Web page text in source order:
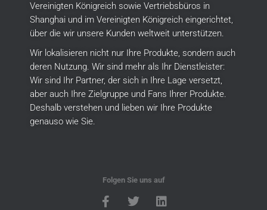
Vereinigten Königreich sowie Vertriebsbüros in
Shanghai und im Vereinigten Königreich eingerichtet,
über die wir unsere Kunden weltweit unterstützen.
Wir lokalisieren nicht nur Ihre Produkte, sondern auch
deren Nutzung. Wir sind mehr als Ihr Dienstleister:
Wir sind Ihr Partner, der sich in Ihre Lage versetzt,
aber auch Ihre Zielgruppe und Fans Ihrer Produkte.
Deshalb verstehen und lieben wir Ihre Produkte
genauso wie Sie.
Folgen Sie uns auf